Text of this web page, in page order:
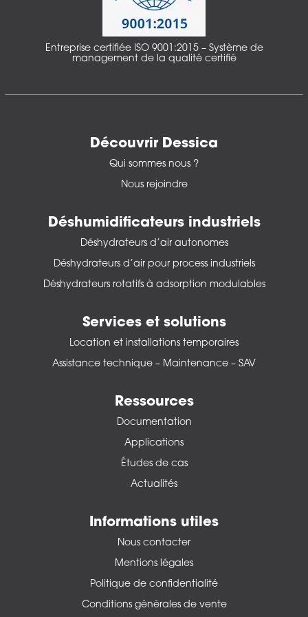
Entreprise certifiée ISO 9001:2015 – Système de
management de la qualité certifié
Découvrir Dessica
Qui sommes nous ?
Nous rejoindre
Déshumidificateurs industriels
Déshydrateurs d’air autonomes
Déshydrateurs d’air pour process industriels
Déshydrateurs rotatifs à adsorption modulables
Services et solutions
Location et installations temporaires
Assistance technique – Maintenance – SAV
Ressources
Documentation
Applications
Études de cas
Actualités
Informations utiles
Nous contacter
Mentions légales
Politique de confidentialité
Conditions générales de vente